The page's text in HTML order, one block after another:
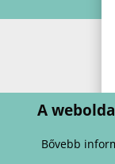
A
Bővebb